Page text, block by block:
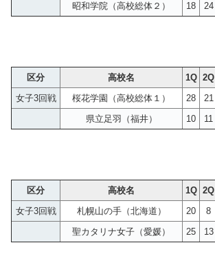
昭和学院（高校総体２）
18 24
区分 高校名 1Q 2Q
女子3回戦
桜花学園（高校総体１） 28 21
県立足羽（福井）
10 11
区分 高校名 1Q 2Q
女子3回戦
札幌山の手（北海道） 20 8
聖カタリナ女子（愛媛）
25 13